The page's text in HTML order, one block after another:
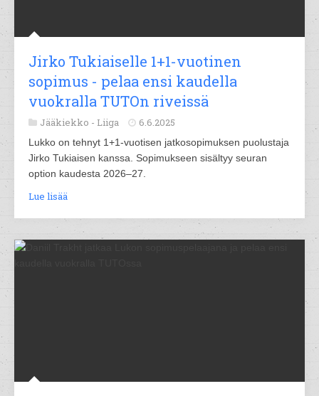
Jirko Tukiaiselle 1+1-vuotinen
sopimus - pelaa ensi kaudella
vuokralla TUTOn riveissä
Jääkiekko - Liiga 6.6.2025
Lukko on tehnyt 1+1-vuotisen jatkosopimuksen puolustaja
Jirko Tukiaisen kanssa. Sopimukseen sisältyy seuran
option kaudesta 2026–27.
Lue lisää